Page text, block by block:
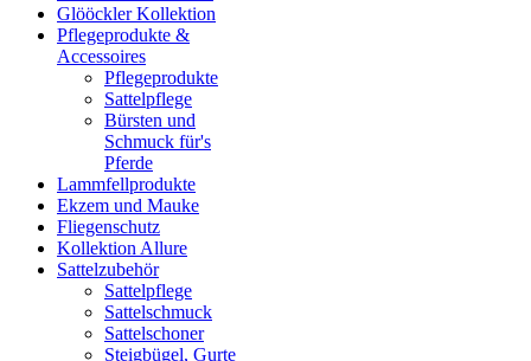
Glööckler Kollektion
Pflegeprodukte &
Accessoires
Pflegeprodukte
Sattelpflege
Bürsten und
Schmuck für's
Pferde
Lammfellprodukte
Ekzem und Mauke
Fliegenschutz
Kollektion Allure
Sattelzubehör
Sattelpflege
Sattelschmuck
Sattelschoner
Steigbügel, Gurte